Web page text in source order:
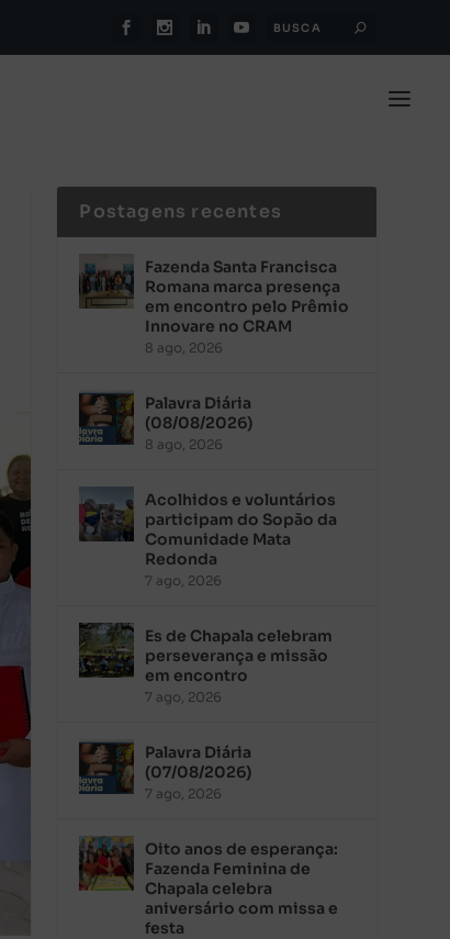
Postagens recentes
Fazenda Santa Francisca
Romana marca presença
em encontro pelo Prêmio
Innovare no CRAM
8 ago, 2026
Palavra Diária
(08/08/2026)
8 ago, 2026
Acolhidos e voluntários
participam do Sopão da
Comunidade Mata
Redonda
7 ago, 2026
Es de Chapala celebram
perseverança e missão
em encontro
7 ago, 2026
Palavra Diária
(07/08/2026)
7 ago, 2026
Oito anos de esperança:
Fazenda Feminina de
Chapala celebra
aniversário com missa e
festa